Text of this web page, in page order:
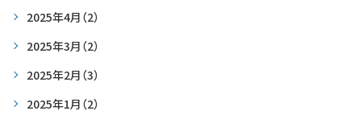
2025年4月 （2）
2025年3月 （2）
2025年2月 （3）
2025年1月 （2）